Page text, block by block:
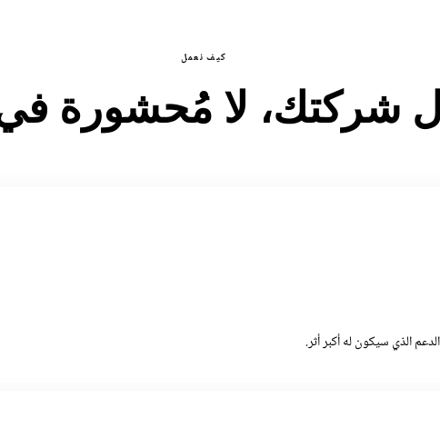
كيف نعمل
شركتك، لا مُحشورة
الذي سيكون له أكبر أثر.